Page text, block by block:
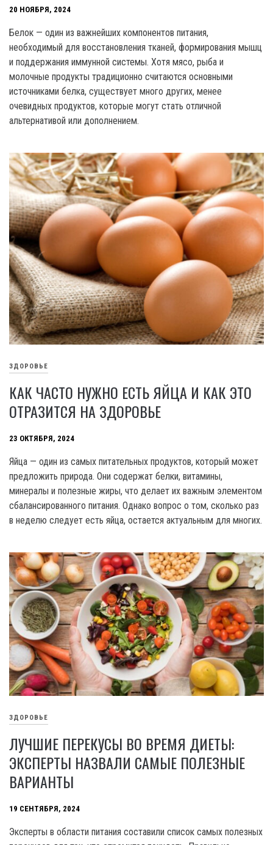
20 НОЯБРЯ, 2024
Белок — один из важнейших компонентов питания,
необходимый для восстановления тканей, формирования мышц
и поддержания иммунной системы. Хотя мясо, рыба и
молочные продукты традиционно считаются основными
источниками белка, существует много других, менее
очевидных продуктов, которые могут стать отличной
альтернативой или дополнением.
ЗДОРОВЬЕ
КАК ЧАСТО НУЖНО ЕСТЬ ЯЙЦА И КАК ЭТО
ОТРАЗИТСЯ НА ЗДОРОВЬЕ
23 ОКТЯБРЯ, 2024
Яйца — один из самых питательных продуктов, который может
предложить природа. Они содержат белки, витамины,
минералы и полезные жиры, что делает их важным элементом
сбалансированного питания. Однако вопрос о том, сколько раз
в неделю следует есть яйца, остается актуальным для многих.
ЗДОРОВЬЕ
ЛУЧШИЕ ПЕРЕКУСЫ ВО ВРЕМЯ ДИЕТЫ:
ЭКСПЕРТЫ НАЗВАЛИ САМЫЕ ПОЛЕЗНЫЕ
ВАРИАНТЫ
19 СЕНТЯБРЯ, 2024
Эксперты в области питания составили список самых полезных